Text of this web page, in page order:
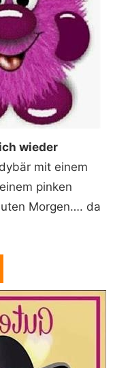
wieder
mit einem
pinken
Morgen…. da